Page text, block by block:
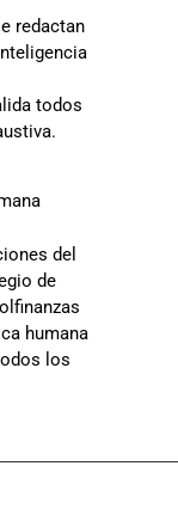
redactan
todos
del
de
humana
los